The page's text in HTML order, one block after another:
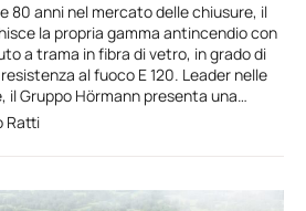
80 anni nel mercato delle chiusure, il
la propria gamma antincendio con
a trama in fibra di vetro, in grado di
al fuoco E 120. Leader nelle
il Gruppo Hörmann presenta una…
Ratti